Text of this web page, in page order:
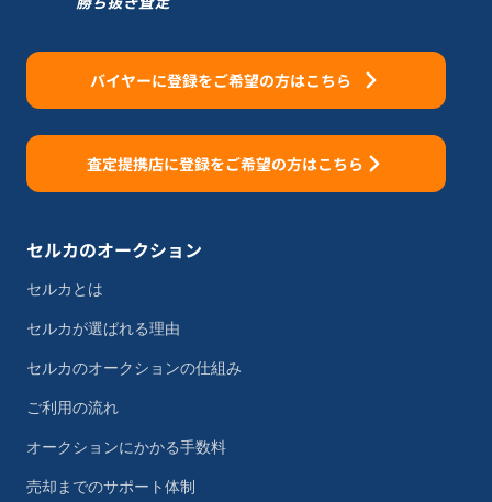
バイヤーに登録をご希望の方はこちら
査定提携店に登録をご希望の方はこちら
セルカのオークション
セルカとは
セルカが選ばれる理由
セルカのオークションの仕組み
ご利用の流れ
オークションにかかる手数料
売却までのサポート体制